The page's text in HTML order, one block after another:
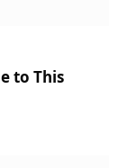
to This